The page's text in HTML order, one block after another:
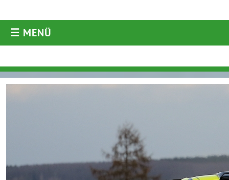
☰ MENÜ
Aktuelles
ERC